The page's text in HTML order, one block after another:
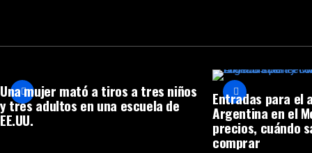
Una mujer mató a tiros a tres niños
y tres adultos en una escuela de
EE.UU.
Entradas para el
Argentina en el
precios, cuándo
comprar